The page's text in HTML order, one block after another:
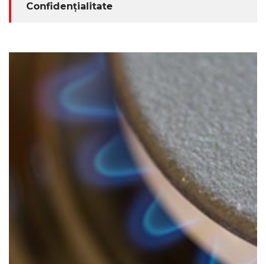
ROConfidențialitate